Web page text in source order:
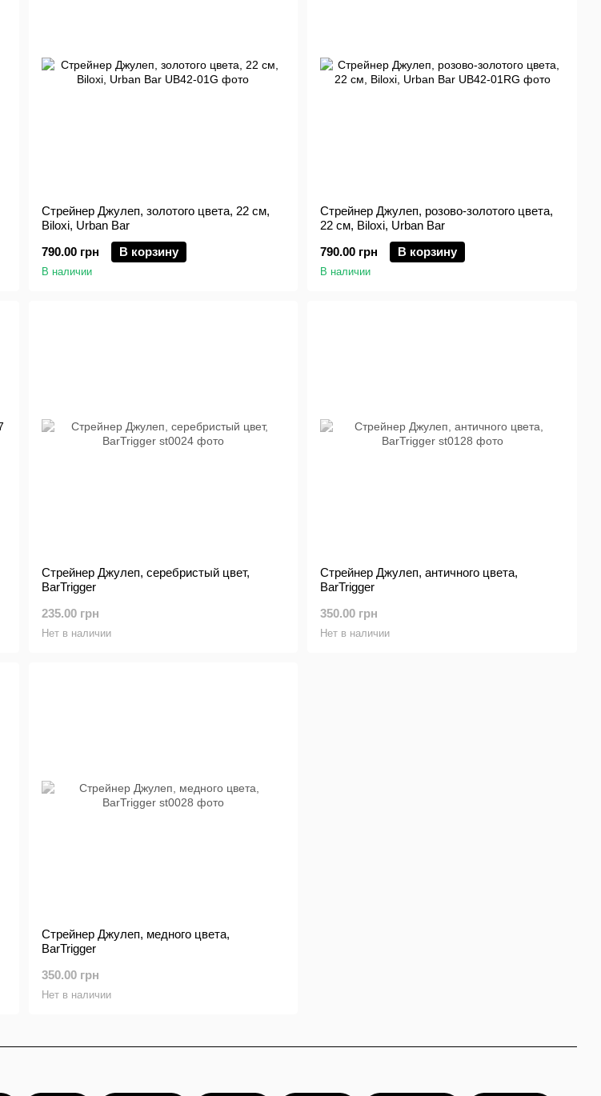
Стрейнер Джулеп, золотого цвета, 22 см,
Biloxi, Urban Bar
790.00 грн
В корзину
В наличии
Стрейнер Джулеп, розово-золотого цвета,
22 см, Biloxi, Urban Bar
790.00 грн
В корзину
В наличии
Стрейнер Джулеп, серебристый цвет,
BarTrigger
235.00 грн
Нет в наличии
Стрейнер Джулеп, античного цвета,
BarTrigger
350.00 грн
Нет в наличии
Стрейнер Джулеп, медного цвета,
BarTrigger
350.00 грн
Нет в наличии